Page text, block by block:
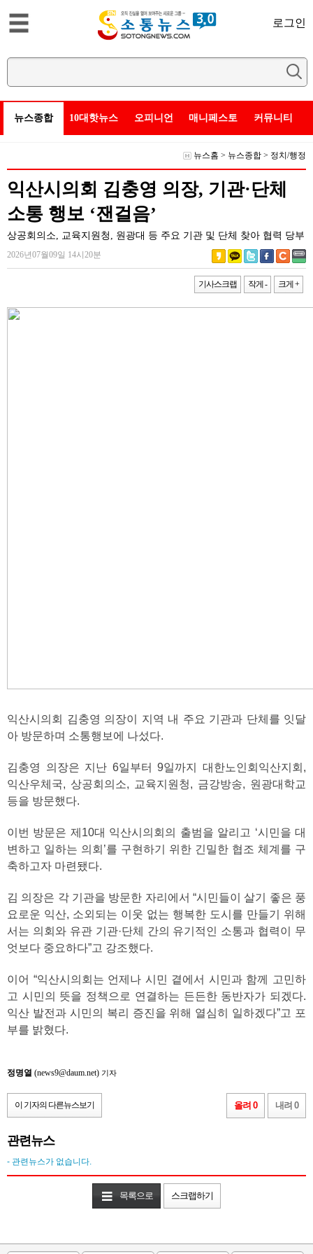
로그인
뉴스종합 10대핫뉴스 오피니언 매니페스토 커뮤니티
뉴스홈 > 뉴스종합 > 정치/행정
익산시의회 김충영 의장, 기관·단체
소통 행보 ‘잰걸음’
상공회의소, 교육지원청, 원광대 등 주요 기관 및 단체 찾아 협력 당부
2026년07월09일 14시20분
기사스크랩 작게 - 크게 +
익산시의회 김충영 의장이 지역 내 주요 기관과 단체를 잇달
아 방문하며 소통행보에 나섰다.
김충영 의장은 지난 6일부터 9일까지 대한노인회익산지회,
익산우체국, 상공회의소, 교육지원청, 금강방송, 원광대학교
등을 방문했다.
이번 방문은 제10대 익산시의회의 출범을 알리고 ‘시민을 대
변하고 일하는 의회’를 구현하기 위한 긴밀한 협조 체계를 구
축하고자 마련됐다.
김 의장은 각 기관을 방문한 자리에서 “시민들이 살기 좋은 풍
요로운 익산, 소외되는 이웃 없는 행복한 도시를 만들기 위해
서는 의회와 유관 기관·단체 간의 유기적인 소통과 협력이 무
엇보다 중요하다”고 강조했다.
이어 “익산시의회는 언제나 시민 곁에서 시민과 함께 고민하
고 시민의 뜻을 정책으로 연결하는 든든한 동반자가 되겠다.
익산 발전과 시민의 복리 증진을 위해 열심히 일하겠다”고 포
부를 밝혔다.
정명열 (news9@daum.net) 기자
이 기자의 다른뉴스보기 올려 0 내려 0
관련뉴스
- 관련뉴스가 없습니다.
목록으로 스크랩하기